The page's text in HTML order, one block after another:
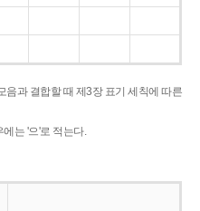
음과 결합할 때 제3장 표기 세칙에 따른
는 '으'로 적는다.